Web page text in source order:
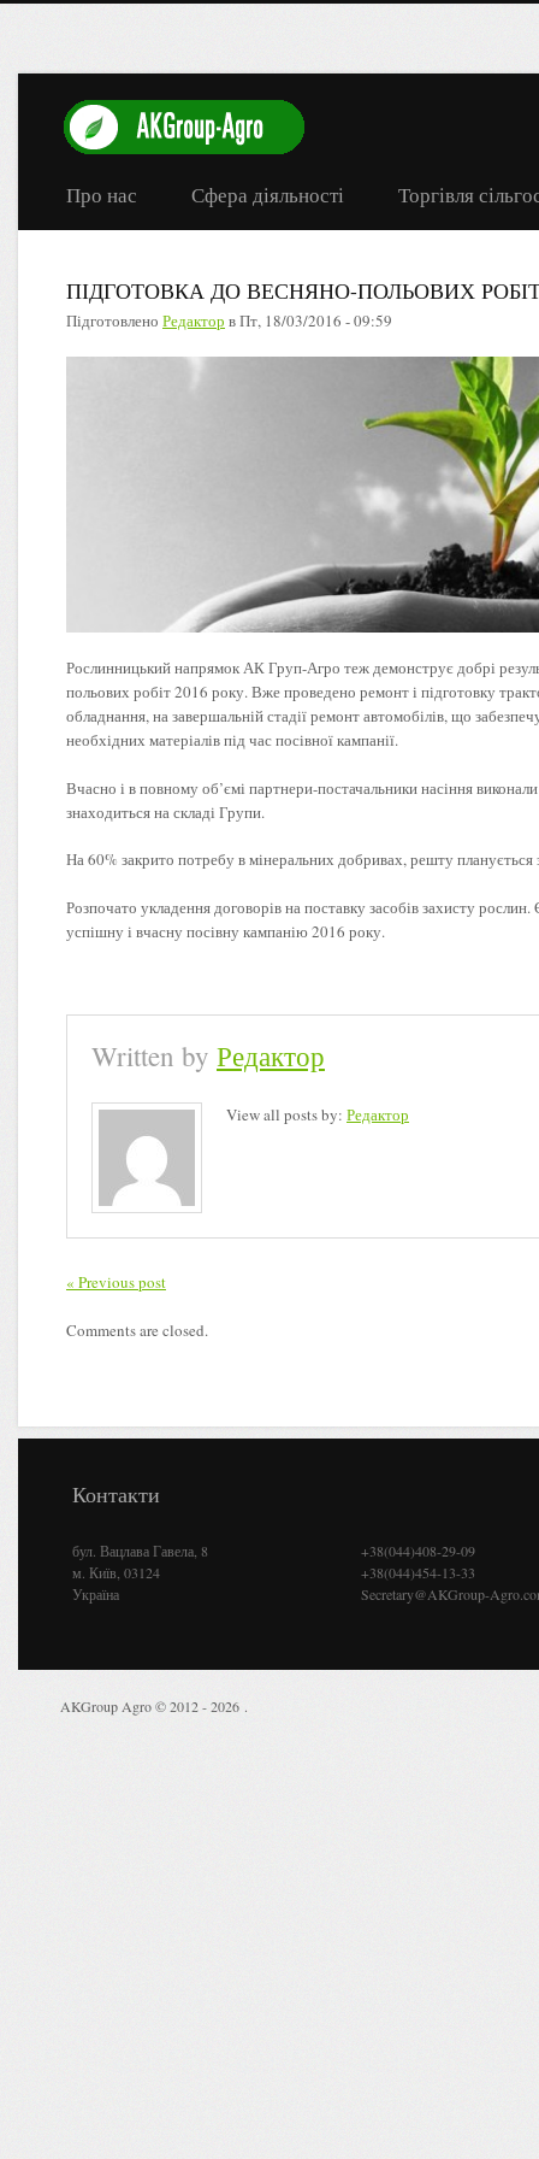
Про нас Сфера діяльності Торгівля
ПІДГОТОВКА ДО ВЕСНЯНО-ПОЛЬОВИХ
Підготовлено Редактор вПт, 18/03/2016 - 09:59
Рослинницький напрямок АК Груп-Агро теж демонструє добрі
польових робіт 2016 року. Вже проведено ремонт і підготовку
обладнання, на завершальній стадії ремонт автомобілів, що
необхідних матеріалів під час посівної кампанії.
Вчасно і в повному об’ємі партнери-постачальники насіння
знаходиться на складі Групи.
На 60% закрито потребу в мінеральних добривах, решту планується
Розпочато укладення договорів на поставку засобів захисту рослин.
успішну і вчасну посівну кампанію 2016 року.
Written by Редактор
View all posts by: Редактор
« Previous post
Comments are closed.
Контакти
бул. Вацлава Гавела, 8
м. Київ, 03124
Україна
+38(044)408-29-09
+38(044)454-13-33
Secretary@AKGroup-
AKGroup Agro © 2012 - 2026 .